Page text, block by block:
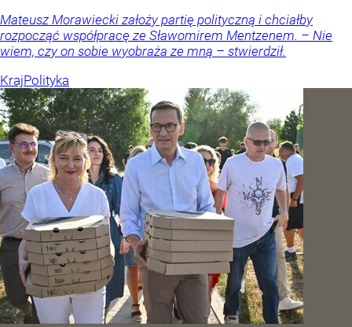
Mateusz Morawiecki założy partię polityczną i chciałby
rozpocząć współpracę ze Sławomirem Mentzenem. – Nie
wiem, czy on sobie wyobraża ze mną – stwierdził.
KrajPolityka